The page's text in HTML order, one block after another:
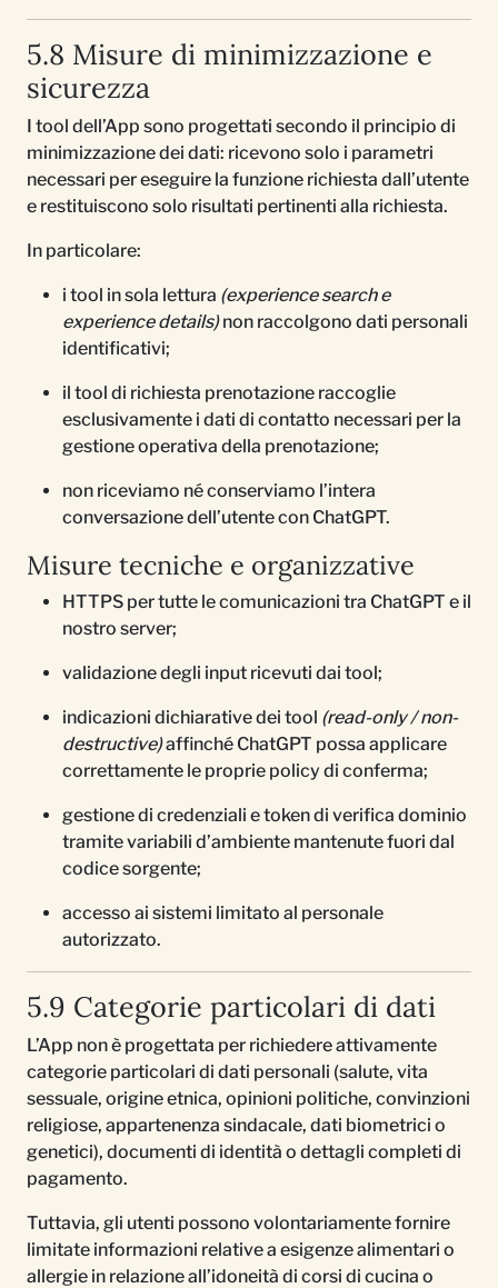
5.8 Misure di minimizzazione e
sicurezza
I tool dell’App sono progettati secondo il principio di
minimizzazione dei dati: ricevono solo i parametri
necessari per eseguire la funzione richiesta dall’utente
e restituiscono solo risultati pertinenti alla richiesta.
In particolare:
i tool in sola lettura (experience search e
experience details)non raccolgono dati personali
identificativi;
il tool di richiesta prenotazione raccoglie
esclusivamente i dati di contatto necessari per la
gestione operativa della prenotazione;
non riceviamo né conserviamo l’intera
conversazione dell’utente con ChatGPT.
Misure tecniche e organizzative
HTTPS per tutte le comunicazioni tra ChatGPT e il
nostro server;
validazione degli input ricevuti dai tool;
indicazioni dichiarative dei tool (read-only / non-
destructive)affinché ChatGPT possa applicare
correttamente le proprie policy di conferma;
gestione di credenziali e token di verifica dominio
tramite variabili d’ambiente mantenute fuori dal
codice sorgente;
accesso ai sistemi limitato al personale
autorizzato.
5.9 Categorie particolari di dati
L’App non è progettata per richiedere attivamente
categorie particolari di dati personali (salute, vita
sessuale, origine etnica, opinioni politiche, convinzioni
religiose, appartenenza sindacale, dati biometrici o
genetici), documenti di identità o dettagli completi di
pagamento.
Tuttavia, gli utenti possono volontariamente fornire
limitate informazioni relative a esigenze alimentari o
allergie in relazione all’idoneità di corsi di cucina o